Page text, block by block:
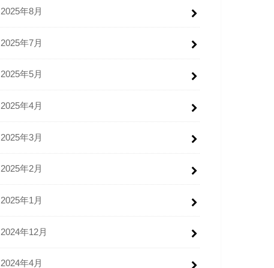
2025年8月
2025年7月
2025年5月
2025年4月
2025年3月
2025年2月
2025年1月
2024年12月
2024年4月